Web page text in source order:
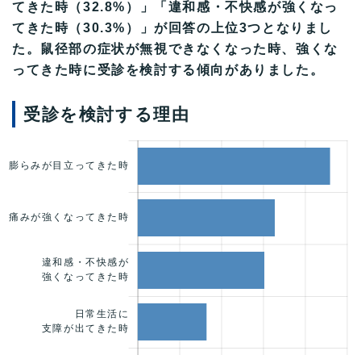
てきた時（32.8%）」「違和感・不快感が強くなっ
てきた時（30.3%）」が回答の上位3つとなりまし
た。鼠径部の症状が無視できなくなった時、強くな
ってきた時に受診を検討する傾向がありました。
受診を検討する理由